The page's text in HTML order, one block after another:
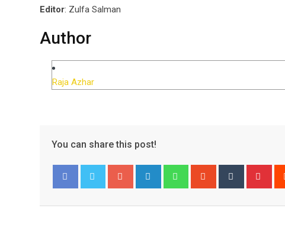
Editor: Zulfa Salman
Author
Raja Azhar
You can share this post!